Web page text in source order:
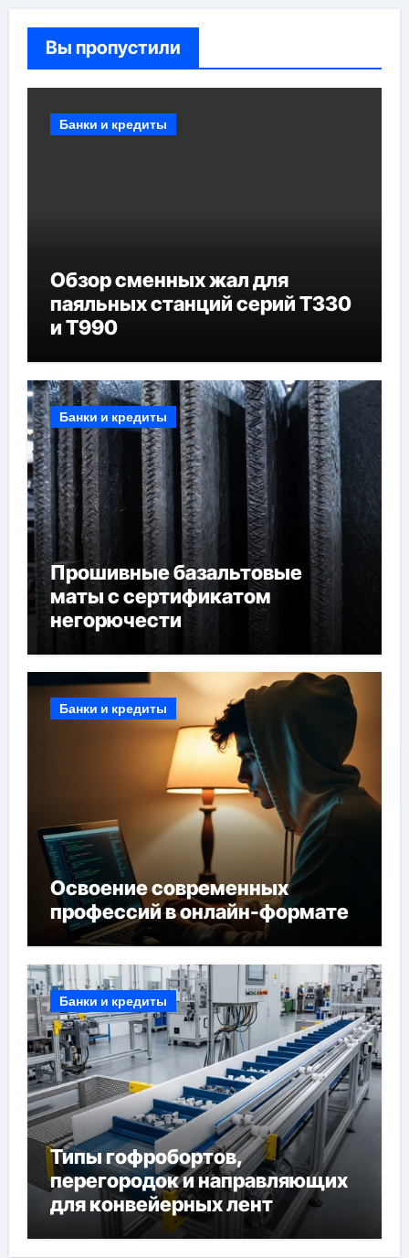
Вы пропустили
Банки и кредиты
Обзор сменных жал для
паяльных станций серий T330
и T990
Банки и кредиты
Прошивные базальтовые
маты с сертификатом
негорючести
Банки и кредиты
Освоение современных
профессий в онлайн-формате
Банки и кредиты
Типы гофробортов,
перегородок и направляющих
для конвейерных лент